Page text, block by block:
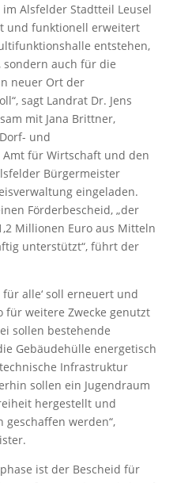
Alsfelder Stadtteil Leusel
und funktionell erweitert
entstehen,
auch für die
neuer Ort der
sagt Landrat Dr. Jens
mit Jana Brittner,
und
für Wirtschaft und den
Bürgermeister
eingeladen.
Förderbescheid, „der
Millionen Euro aus Mitteln
unterstützt“, führt der
alle‘ soll erneuert und
für weitere Zwecke genutzt
sollen bestehende
Gebäudehülle energetisch
Infrastruktur
sollen ein Jugendraum
hergestellt und
geschaffen werden“,
ist der Bescheid für